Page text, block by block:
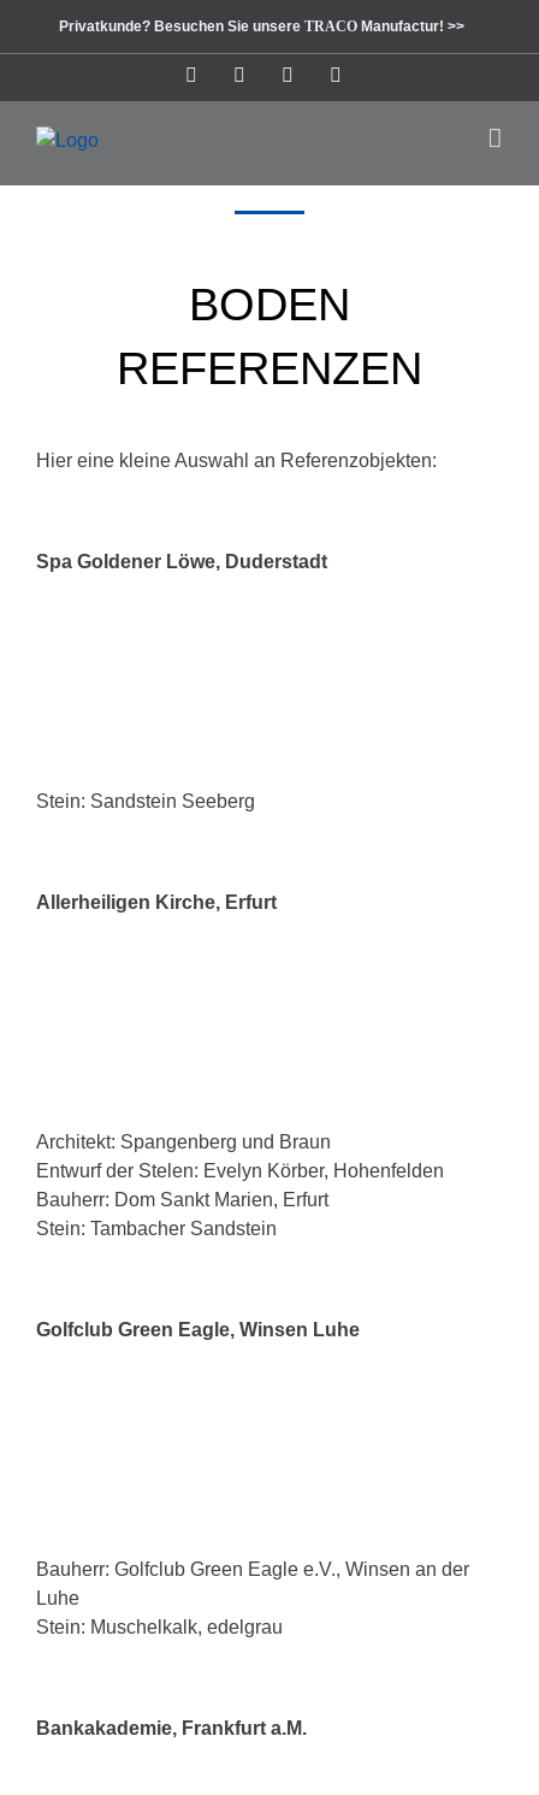
Privatkunde? Besuchen Sie unsere TRACO Manufactur! >>
InstagramFacebookPinterest
BODEN
REFERENZEN
Hier eine kleine Auswahl an Referenzobjekten:
Spa Goldener Löwe, Duderstadt
Stein: Sandstein Seeberg
Allerheiligen Kirche, Erfurt
Architekt: Spangenberg und Braun
Entwurf der Stelen: Evelyn Körber, Hohenfelden
Bauherr: Dom Sankt Marien, Erfurt
Stein: Tambacher Sandstein
Golfclub Green Eagle, Winsen Luhe
Bauherr: Golfclub Green Eagle e.V., Winsen an der
Luhe
Stein: Muschelkalk, edelgrau
Bankakademie, Frankfurt a.M.